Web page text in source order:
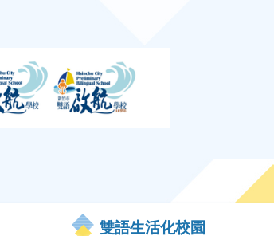
雙語生活化校園